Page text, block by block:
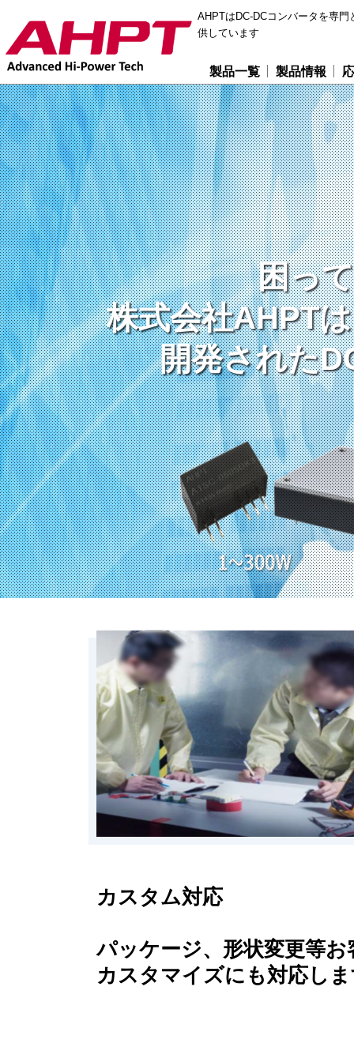
AHPTはDC-DCコンバータを専
供しています
製品一覧 製品情報
困っ
株式会社AHPT
開発された
困っ
株式会社AHPT
開発された
困っ
株式会社AHPT
開発された
カスタム対応
パッケージ、形状変更等
カスタマイズにも対応し